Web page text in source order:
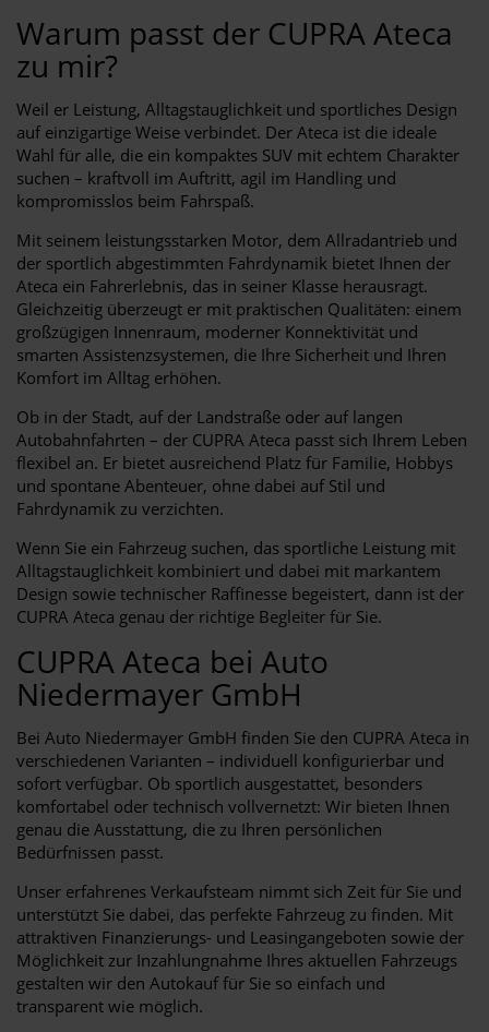
Warum passt der CUPRA Ateca
zu mir?
Weil er Leistung, Alltagstauglichkeit und sportliches Design
auf einzigartige Weise verbindet. Der Ateca ist die ideale
Wahl für alle, die ein kompaktes SUV mit echtem Charakter
suchen – kraftvoll im Auftritt, agil im Handling und
kompromisslos beim Fahrspaß.
Mit seinem leistungsstarken Motor, dem Allradantrieb und
der sportlich abgestimmten Fahrdynamik bietet Ihnen der
Ateca ein Fahrerlebnis, das in seiner Klasse herausragt.
Gleichzeitig überzeugt er mit praktischen Qualitäten: einem
großzügigen Innenraum, moderner Konnektivität und
smarten Assistenzsystemen, die Ihre Sicherheit und Ihren
Komfort im Alltag erhöhen.
Ob in der Stadt, auf der Landstraße oder auf langen
Autobahnfahrten – der CUPRA Ateca passt sich Ihrem Leben
flexibel an. Er bietet ausreichend Platz für Familie, Hobbys
und spontane Abenteuer, ohne dabei auf Stil und
Fahrdynamik zu verzichten.
Wenn Sie ein Fahrzeug suchen, das sportliche Leistung mit
Alltagstauglichkeit kombiniert und dabei mit markantem
Design sowie technischer Raffinesse begeistert, dann ist der
CUPRA Ateca genau der richtige Begleiter für Sie.
CUPRA Ateca bei Auto
Niedermayer GmbH
Bei Auto Niedermayer GmbH finden Sie den CUPRA Ateca in
verschiedenen Varianten – individuell konfigurierbar und
sofort verfügbar. Ob sportlich ausgestattet, besonders
komfortabel oder technisch vollvernetzt: Wir bieten Ihnen
genau die Ausstattung, die zu Ihren persönlichen
Bedürfnissen passt.
Unser erfahrenes Verkaufsteam nimmt sich Zeit für Sie und
unterstützt Sie dabei, das perfekte Fahrzeug zu finden. Mit
attraktiven Finanzierungs- und Leasingangeboten sowie der
Möglichkeit zur Inzahlungnahme Ihres aktuellen Fahrzeugs
gestalten wir den Autokauf für Sie so einfach und
transparent wie möglich.